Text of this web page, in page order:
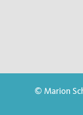
© Marion